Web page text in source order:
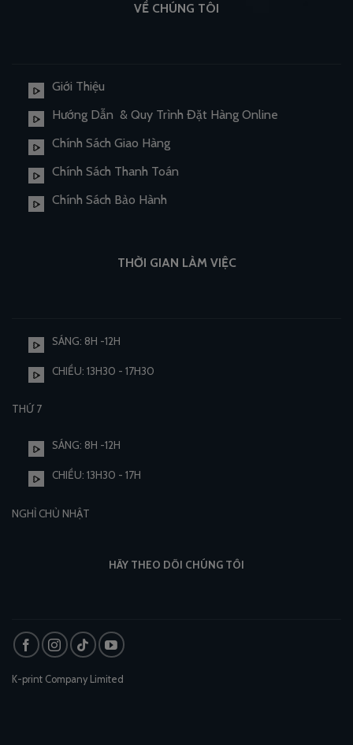
VỀ CHÚNG TÔI
Giới Thiệu
Hướng Dẫn & Quy Trình Đặt Hàng Online
Chính Sách Giao Hàng
Chính Sách Thanh Toán
Chính Sách Bảo Hành
THỜI GIAN LÀM VIỆC
SÁNG: 8H -12H
CHIỀU: 13H30 - 17H30
THỨ 7
SÁNG: 8H -12H
CHIỀU: 13H30 - 17H
NGHỈ CHỦ NHẬT
HÃY THEO DÕI CHÚNG TÔI
K-print Company Limited